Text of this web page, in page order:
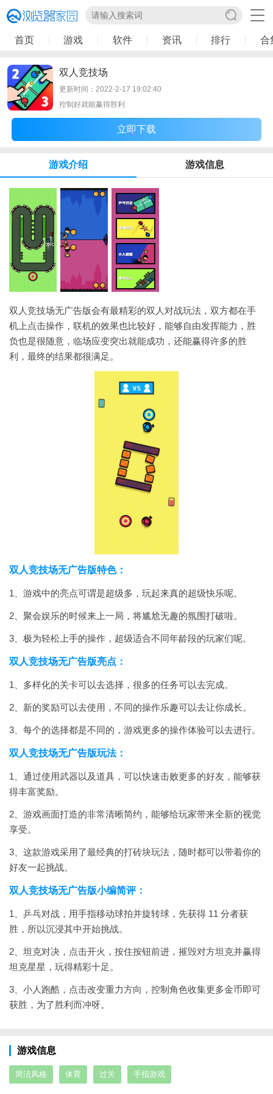
首页 游戏 软件 资讯 排行 合
双人竞技场
更新时间：2022-2-17 19:02:40
控制好就能赢得胜利
立即下载
游戏介绍 游戏信息
双人竞技场无广告版会有最精彩的双人对战玩法，双方都在手
机上点击操作，联机的效果也比较好，能够自由发挥能力，胜
负也是很随意，临场应变突出就能成功，还能赢得许多的胜
利，最终的结果都很满足。
双人竞技场无广告版特色：
1、游戏中的亮点可谓是超级多，玩起来真的超级快乐呢。
2、聚会娱乐的时候来上一局，将尴尬无趣的氛围打破啦。
3、极为轻松上手的操作，超级适合不同年龄段的玩家们呢。
双人竞技场无广告版亮点：
1、多样化的关卡可以去选择，很多的任务可以去完成。
2、新的奖励可以去使用，不同的操作乐趣可以去让你成长。
3、每个的选择都是不同的，游戏更多的操作体验可以去进行。
双人竞技场无广告版玩法：
1、通过使用武器以及道具，可以快速击败更多的好友，能够获
得丰富奖励。
2、游戏画面打造的非常清晰简约，能够给玩家带来全新的视觉
享受。
3、这款游戏采用了最经典的打砖块玩法，随时都可以带着你的
好友一起挑战。
双人竞技场无广告版小编简评：
1、乒乓对战，用手指移动球拍并旋转球，先获得 11 分者获
胜，所以沉浸其中开始挑战。
2、坦克对决，点击开火，按住按钮前进，摧毁对方坦克并赢得
坦克星星，玩得精彩十足。
3、小人跑酷，点击改变重力方向，控制角色收集更多金币即可
获胜，为了胜利而冲呀。
游戏信息
简洁风格 体育 过关 手指游戏